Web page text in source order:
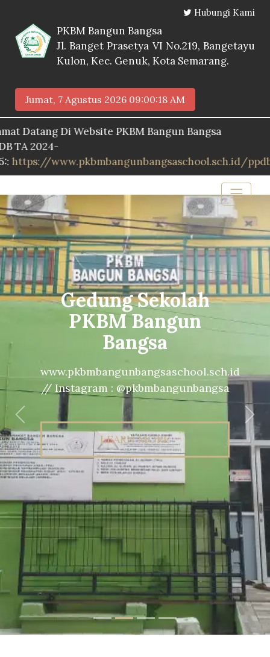
Hubungi Kami
PKBM Bangun Bangsa
Jl. Banget Prasetya VI No.219, Bangetayu
Kulon, Kec. Genuk, Kota Semarang.
Jumat, 7 Agustus 2026 09:00:19 AM
Di Website PKBM Bangun Bangsa
www.pkbmbangunbangsaschool.sch.id/ppdb
Gedung Sekolah
PKBM Bangun
Bangsa
www.pkbmbangunbangsaschool.sch.id
// Instagram : @pkbmbangunbangsa
LEARN MORE
Previous